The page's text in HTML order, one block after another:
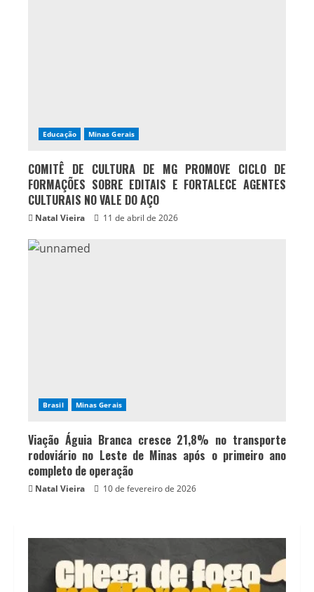
Educação Minas Gerais
COMITÊ DE CULTURA DE MG PROMOVE CICLO DE
FORMAÇÕES SOBRE EDITAIS E FORTALECE AGENTES
CULTURAIS NO VALE DO AÇO
Natal Vieira 11 de abril de 2026
Brasil Minas Gerais
Viação Águia Branca cresce 21,8% no transporte
rodoviário no Leste de Minas após o primeiro ano
completo de operação
Natal Vieira 10 de fevereiro de 2026